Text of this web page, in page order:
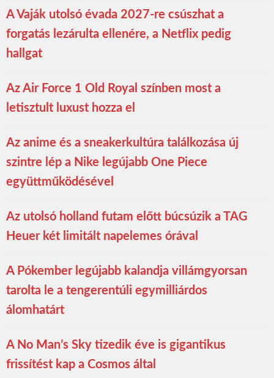
A Vaják utolsó évada 2027-re csúszhat a
forgatás lezárulta ellenére, a Netflix pedig
hallgat
Az Air Force 1 Old Royal színben most a
letisztult luxust hozza el
Az anime és a sneakerkultúra találkozása új
szintre lép a Nike legújabb One Piece
együttműködésével
Az utolsó holland futam előtt búcsúzik a TAG
Heuer két limitált napelemes órával
A Pókember legújabb kalandja villámgyorsan
tarolta le a tengerentúli egymilliárdos
álomhatárt
A No Man’s Sky tizedik éve is gigantikus
frissítést kap a Cosmos által